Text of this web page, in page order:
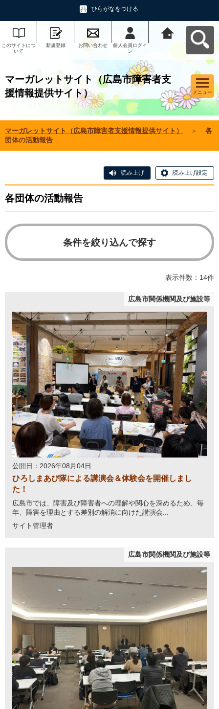
ひらがなをつける
このサイトにつ
いて
新規登録 お問い合わせ
個人会員ログイ
ン
マーガレットサイト（広島市障害者支
援情報提供サイト）
メニュー
マーガレットサイト（広島市障害者支援情報提供サイト） ＞
各
団体の活動報告
読み上げ 読み上げ設定
各団体の活動報告
条件を絞り込んで探す
表示件数：14件
広島市関係機関及び施設等
公開日：2026年08月04日
ひろしまあび隊による講演会＆体験会を開催しまし
た！
広島市では、障害及び障害者への理解や関心を深めるため、毎
年、障害を理由とする差別の解消に向けた講演会...
サイト管理者
広島市関係機関及び施設等